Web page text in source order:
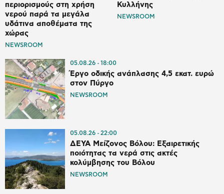
περιορισμούς στη χρήση
νερού παρά τα μεγάλα
υδάτινα αποθέματα της
χώρας
NEWSROOM
Κυλλήνης
NEWSROOM
05.08.26 18:00
Έργο οδικής ανάπλασης 4,5 εκατ. ευρώ
στον Πύργο
NEWSROOM
05.08.26 22:00
ΔΕΥΑ Μείζονος Βόλου: Εξαιρετικής
ποιότητας τα νερά στις ακτές
κολύμβησης του Βόλου
NEWSROOM